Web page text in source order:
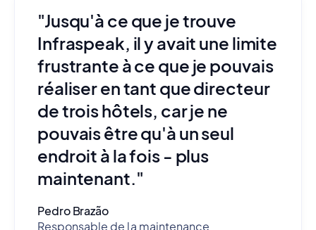
"Jusqu'à ce que je trouve
Infraspeak, il y avait une limite
frustrante à ce que je pouvais
réaliser en tant que directeur
de trois hôtels, car je ne
pouvais être qu'à un seul
endroit à la fois - plus
maintenant."
Pedro Brazão
Responsable de la maintenance